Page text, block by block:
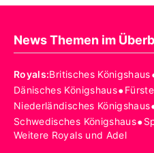
News Themen im
Royals:Britisches Königshaus
Dänisches Königshaus•
Niederländisches Königshaus
Schwedisches Königshaus•
Weitere Royals und Adel